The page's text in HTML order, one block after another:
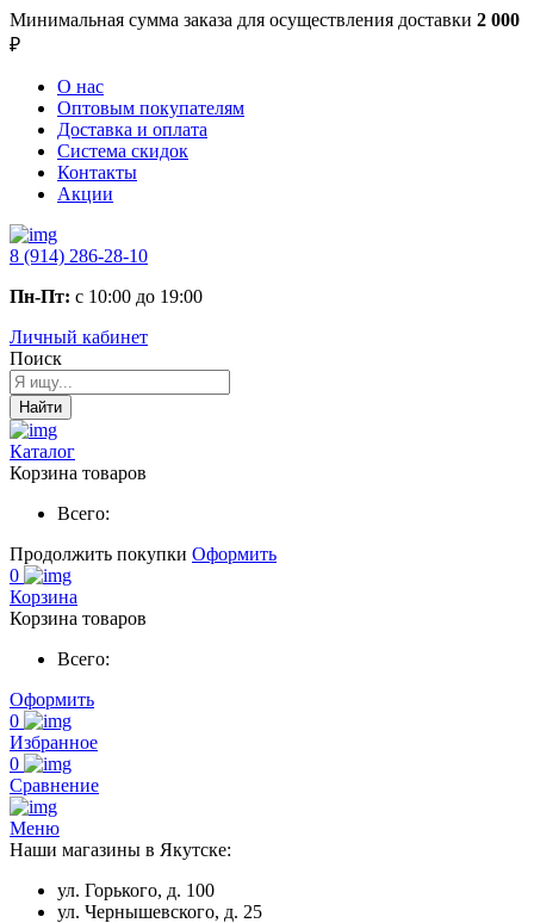
Минимальная сумма заказа для осуществления доставки 2 000
₽
О нас
Оптовым покупателям
Доставка и оплата
Система скидок
Контакты
Акции
8 (914) 286-28-10
Пн-Пт: с 10:00 до 19:00
Личный кабинет
Поиск
Найти
Каталог
Корзина товаров
Всего:
Продолжить покупки Оформить
0
Корзина
Корзина товаров
Всего:
Оформить
0
Избранное
0
Сравнение
Меню
Наши магазины в Якутске:
ул. Горького, д. 100
ул. Чернышевского, д. 25